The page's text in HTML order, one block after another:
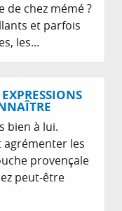
de chez mémé ?
et parfois
les...
bien à lui.
agrémenter les
provençale
peut-être